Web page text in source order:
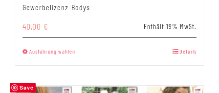
Gewerbelizenz-Bodys
40,00 € Enthält 19% MwSt.
Ausführung wählen
mehrere
Details
Save